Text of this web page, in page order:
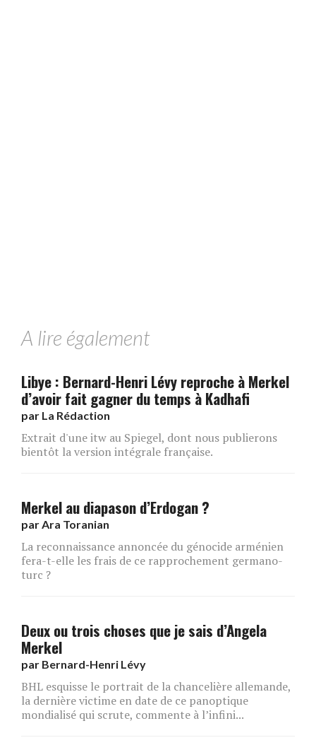
A lire également
Libye : Bernard-Henri Lévy reproche à Merkel
d’avoir fait gagner du temps à Kadhafi
par La Rédaction
Extrait d'une itw au Spiegel, dont nous publierons
bientôt la version intégrale française.
Merkel au diapason d’Erdogan ?
par Ara Toranian
La reconnaissance annoncée du génocide arménien
fera-t-elle les frais de ce rapprochement germano-
turc ?
Deux ou trois choses que je sais d’Angela
Merkel
par Bernard-Henri Lévy
BHL esquisse le portrait de la chancelière allemande,
la dernière victime en date de ce panoptique
mondialisé qui scrute, commente à l’infini...